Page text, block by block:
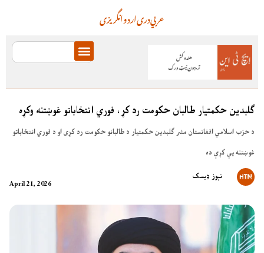
انگریزیاردودریعربي
ګلبدین حکمتیار طالبان حکومت رد کړ، فوري انتخاباتو غوښتنه وکړه
د حزب اسلامي افغانستان مشر ګلبدین حکمتیار د طالبانو حکومت رد کړی او د فوري انتخاباتو
غوښتنه یې کړې ده
April 21, 2026
نېوز ډیسک